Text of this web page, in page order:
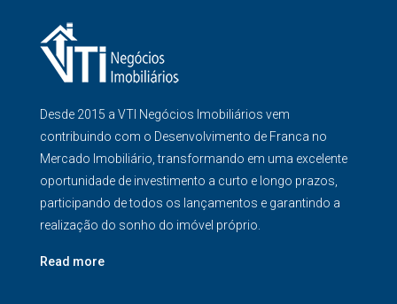
Desde 2015 a VTI Negócios Imobiliários vem
contribuindo com o Desenvolvimento de Franca no
Mercado Imobiliário, transformando em uma excelente
oportunidade de investimento a curto e longo prazos,
participando de todos os lançamentos e garantindo a
realização do sonho do imóvel próprio.
Read more